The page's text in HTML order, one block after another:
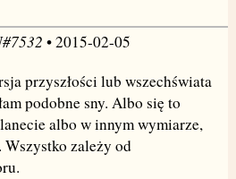
• 2015-02-05
przyszłości lub wszechświata
podobne sny. Albo się to
albo w innym wymiarze,
zależy od